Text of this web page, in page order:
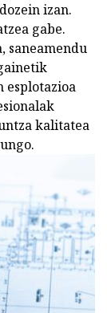
izan.
gabe.
saneamendu
esplotazioa
kalitatea